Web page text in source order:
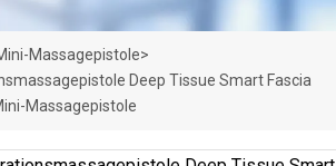
Massagepistole>
Deep Tissue Smart Fascia
Massagepistole